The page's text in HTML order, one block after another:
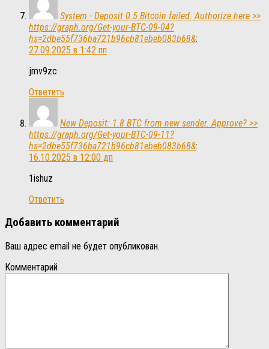
System - Deposit 0.5 Bitcoin failed. Authorize here >>
https://graph.org/Get-your-BTC-09-04?
hs=2dbe55f736ba721b96cb81ebeb083b68&:
27.09.2025 в 1:42 пп
jmv9zc
Ответить
New Deposit: 1.8 BTC from new sender. Approve? >>
https://graph.org/Get-your-BTC-09-11?
hs=2dbe55f736ba721b96cb81ebeb083b68&:
16.10.2025 в 12:00 дп
1ishuz
Ответить
Добавить комментарий
Ваш адрес email не будет опубликован.
Комментарий